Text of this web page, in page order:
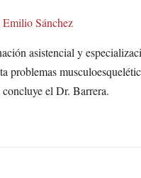
Sánchez
asistencial y
problemas
el Dr. Barrera.